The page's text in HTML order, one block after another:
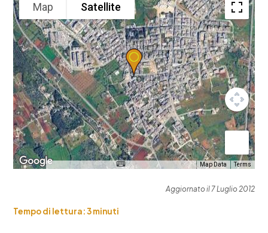
Map Satellite
Map Data Terms
Aggiornato il 7 Luglio 2012
Tempo di lettura:3minuti